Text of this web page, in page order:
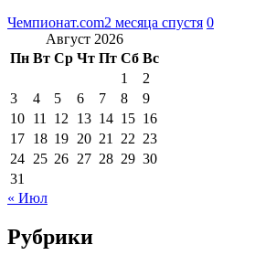
Чемпионат.com2 месяца спустя 0
Август 2026
Пн Вт Ср Чт Пт Сб Вс
1
2
3
4 5 6 7 8
9
10 11 12 13 14 15 16
17 18 19 20 21 22 23
24 25 26 27 28 29 30
31
« Июл
Рубрики